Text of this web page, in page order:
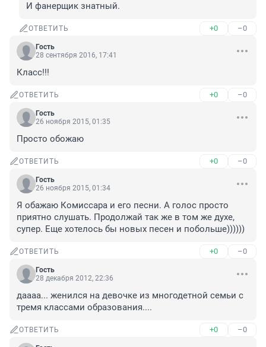
И фанерщик знатный.
ОТВЕТИТЬ +0 –0
Гость
28 сентября 2016, 17:41
Класс!!!
ОТВЕТИТЬ +0 –0
Гость
26 ноября 2015, 01:35
Просто обожаю
ОТВЕТИТЬ +0 –0
Гость
26 ноября 2015, 01:34
Я обажаю Комиссара и его песни. А голос просто
приятно слушать. Продолжай так же в том же духе,
супер. Еще хотелось бы новых песен и побольше))))))
ОТВЕТИТЬ +0 –0
Гость
28 декабря 2012, 22:36
даааа... женился на девочке из многодетной семьи с
тремя классами образования....
ОТВЕТИТЬ +0 –0